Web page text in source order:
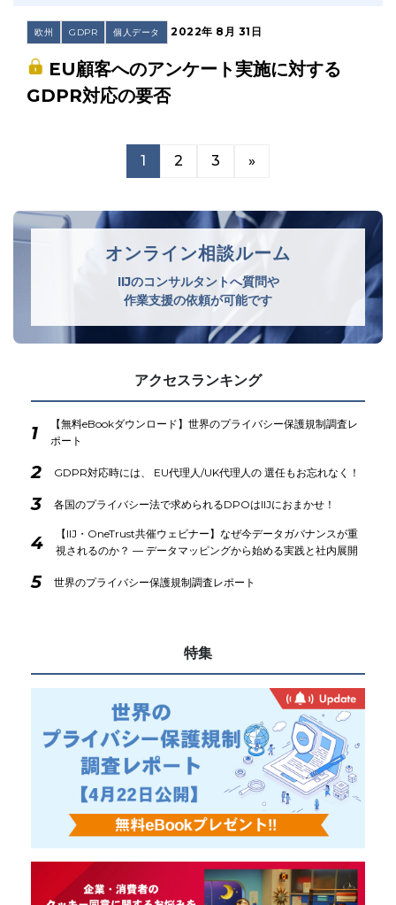
欧州 GDPR 個人データ 2022年 8月 31日
EU顧客へのアンケート実施に対する
GDPR対応の要否
1 2 3 »
オンライン相談ルーム
IIJのコンサルタントへ質問や
作業支援の依頼が可能です
アクセスランキング
1
【無料eBookダウンロード】世界のプライバシー保護規制調査レ
ポート
2 GDPR対応時には、 EU代理人/UK代理人の 選任もお忘れなく！
3 各国のプライバシー法で求められるDPOはIIJにおまかせ！
4
【IIJ・OneTrust共催ウェビナー】なぜ今データガバナンスが重
視されるのか？ ― データマッピングから始める実践と社内展開
5 世界のプライバシー保護規制調査レポート
特集